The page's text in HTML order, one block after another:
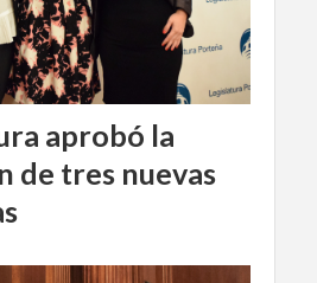
aprobó la
de tres nuevas